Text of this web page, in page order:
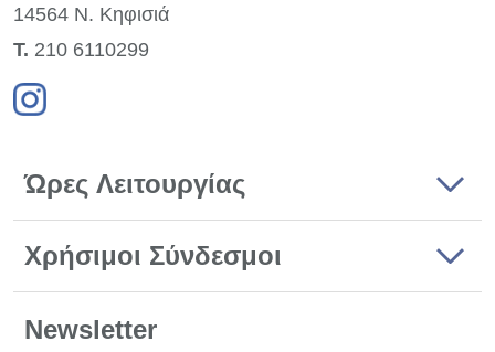
14564 Ν. Κηφισιά
Τ. 210 6110299
Ώρες Λειτουργίας
Χρήσιμοι Σύνδεσμοι
Newsletter